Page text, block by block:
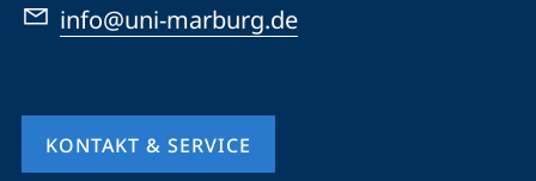
info@uni-marburg.de
KONTAKT & SERVICE